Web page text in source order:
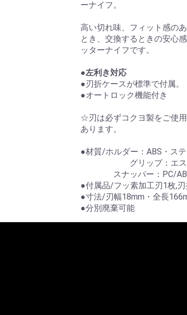
ーナイフ。
高い切れ味、フィット感の
とき、交換するときの安心
ッターナイフです。
●左利き対応
●刃折ケースが標準で付属。
●オートロック機能付き
☆刃は必ずコクヨ製をご使
あります。
●材質/ホルダー：ABS・ス
グリップ：エスト
スナッパー：PC/
●付属品/フッ素加工刃1枚,刃
●寸法/刃幅18mm・全長
●分別廃棄可能